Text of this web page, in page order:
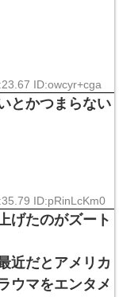
ID:owcyr+cga
とかつまらない
ID:pRinLcKm0
げたのがズート
近だとアメリカ
ウマをエンタメ